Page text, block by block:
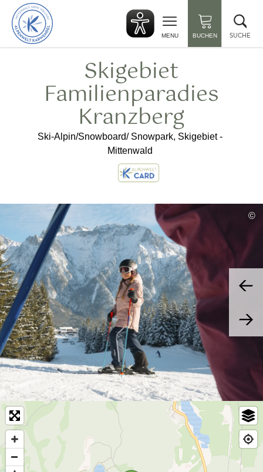
zurück
zur
Startseite
MENU BUCHEN SUCHE
Skigebiet
Familienparadies
Kranzberg
Ski-Alpin/Snowboard/ Snowpark, Skigebiet -
Mittenwald
©